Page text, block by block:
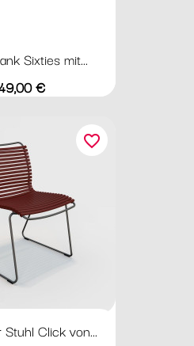
Sixties mit...
€
Click von...
favorite_border